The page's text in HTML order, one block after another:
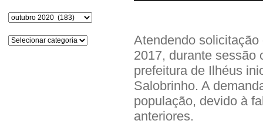
Arquivos
Categorias
Atendendo
2017, durante sessão
prefeitura de Ilhéus
Salobrinho. A
população, devido à
anteriores.